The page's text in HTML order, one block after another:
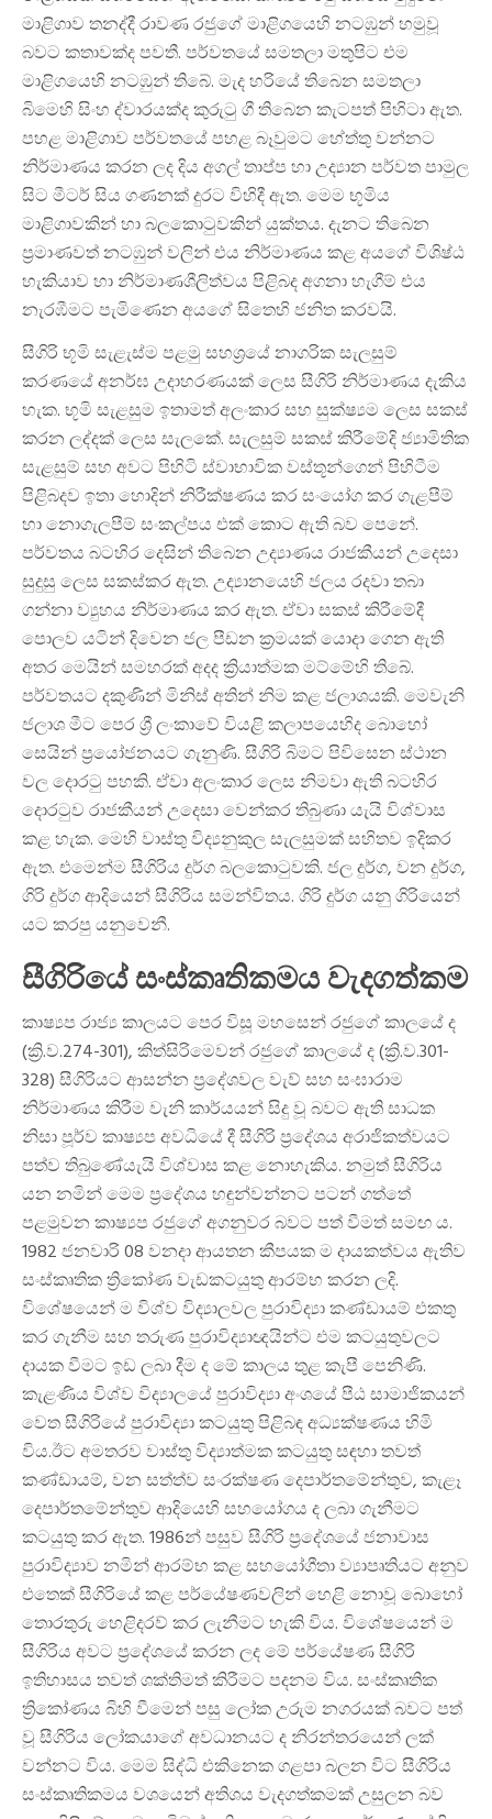
මාළිගාව තනද්දී රාවණ රජුගේ මාළිගයෙහි නටඹුන් හමුවූ
බවට කතාවක්ද පවතී. පර්වතයේ සමතලා මතුපිට එම
මාළිගයෙහි නටඹුන් තිබේ. මැද හරියේ තිබෙන සමතලා
බිමෙහි සිංහ ද්වාරයක්ද කුරුටු ගී තිබෙන කැටපත් පිහිටා ඇත.
පහළ මාළිගාව පර්වතයේ පහළ බෑවුමට හේත්තු වන්නට
නිර්මාණය කරන ලද දිය අගල් තාප්ප හා උද්‍යාන පර්වත පාමුල
සිට මීටර් සිය ගණනක් දුරට විහිදී ඇත. මෙම භූමිය
මාළිගාවකින් හා බලකොටුවකින් යුක්තය. දැනට තිබෙන
ප්‍රමාණවත් නටඹුන් වලින් එය නිර්මාණය කළ අයගේ විශිෂ්ඨ
හැකියාව හා නිර්මාණශීලිත්වය පිළිබද අගනා හැගීම් එය
නැරඹීමට පැමිණෙන අයගේ සිතෙහි ජනිත කරවයි.
සීගිරි භූමි සැළැස්ම පළමු සහශ්‍රයේ නාගරික සැලසුම්
කරණයේ අනර්ඝ උදාහරණයක් ලෙස සීගිරි නිර්මාණය දැකිය
හැක. භූමි සැළසුම ඉතාමත් අලංකාර සහ සුක්ෂ්‍යම ලෙස සකස්
කරන ලද්දක් ලෙස සැලකේ. සැලසුම් සකස් කිරීමේදි ජ්‍යාමිතික
සැළසුම් සහ අවට පිහිටි ස්වාභාවික වස්තූන්ගෙන් පිහිටීම
පිළිබදව ඉතා හොදින් නිරීක්ෂණය කර සංයෝග කර ගැළපීම්
හා නොගැලපීම් සංකල්පය එක් කොට ඇති බව පෙනේ.
පර්වතය බටහිර දෙසින් තිබෙන උද්‍යාණය රාජකීයන් උදෙසා
සුදුසු ලෙස සකස්කර ඇත. උද්‍යානයෙහි ජලය රදවා තබා
ගන්නා ව්‍යුහය නිර්මාණය කර ඇත. ඒවා සකස් කිරීමේදී
පොලව යටින් දිවෙන ජල පීඩන ක්‍රමයක් යොදා ගෙන ඇති
අතර මෙයින් සමහරක් අදද ක්‍රියාත්මක මට්මේහි තිබේ.
පර්වතයට දකුණින් මිනිස් අතින් නිම කළ ජලාශයකි. මෙවැනි
ජලාශ මීට පෙර ශ්‍රී ලංකාවේ වියළි කලාපයෙහිද බොහෝ
සෙයින් ප්‍රයෝජනයට ගැනුණි. සීගිරි බිමට පිවිසෙන ස්ථාන
වල දොරටු පහකි. ඒවා අලංකාර ලෙස නිමවා ඇති බටහිර
දොරටුව රාජකීයන් උදෙසා වෙන්කර තිබුණා යැයි විශ්වාස
කළ හැක. මෙහි වාස්තු විද්‍යනුකුල සැලසුමක් සහිතව ඉදිකර
ඇත. එමෙන්ම සීගිරිය දුර්ග බලකොටුවකි. ජල දුර්ග, වන දුර්ග,
ගිරි දුර්ග ආදියෙන් සීගිරිය සමන්විතය. ගිරි දුර්ග යනු ගිරියෙන්
යට කරපු යනුවෙනී.
සීගිරියේ සංස්කෘතිකමය වැදගත්කම
කාෂ්‍යප රාජ්‍ය කාලයට පෙර විසූ මහසෙන් රජුගේ කාලයේ ද
(ක්‍රි.ව.274-301), කිත්සිරිමෙවන් රජුගේ කාලයේ ද (ක්‍රි.ව.301-
328) සීගිරියට ආසන්න ප්‍රදේශවල වැව් සහ සංඝාරාම
නිර්මාණය කිරීම වැනි කාර්යයන් සිදු වූ බවට ඇති සාධක
නිසා පූර්ව කාෂ්‍යප අවධියේ දී සීගිරි ප්‍රදේශය අරාජිකත්වයට
පත්ව තිබුණේයැයි විශ්වාස කළ නොහැකිය. නමුත් සීගිරිය
යන නමින් මෙම ප්‍රදේශය හඳුන්වන්නට පටන් ගත්තේ
පළමුවන කාෂ්‍යප රජුගේ අගනුවර බවට පත් වීමත් සමඟ ය.
1982 ජනවාරි 08 වනදා ආයතන කීපයක ම දායකත්වය ඇතිව
සංස්කෘතික ත්‍රිකෝණ වැඩකටයුතු ආරම්භ කරන ලදි.
විශේෂයෙන් ම විශ්ව විද්‍යාලවල පුරාවිද්‍යා කණ්ඩායම් එකතු
කර ගැනීම සහ තරුණ පුරාවිද්‍යාඥයින්ට එම කටයුතුවලට
දායක වීමට ඉඩ ලබා දීම ද මේ කාලය තුළ කැපී පෙනිණි.
කැළණිය විශ්ව විද්‍යාලයේ පුරාවිද්‍යා අංශයේ පීඨ සාමාජිකයන්
වෙත සීගිරියේ පුරාවිද්‍යා කටයුතු පිළිබඳ අධ්‍යක්ෂණය හිමි
විය.ඊට අමතරව වාස්තු විද්‍යාත්මක කටයුතු සඳහා තවත්
කණ්ඩායම්, වන සත්ත්ව සංරක්ෂණ දෙපාර්තමේන්තුව, කැළෑ
දෙපාර්තමේන්තුව ආදියෙහි සහයෝගය ද ලබා ගැනීමට
කටයුතු කර ඇත. 1986න් පසුව සීගිරි ප්‍රදේශයේ ජනාවාස
පුරාවිද්‍යාව නමින් ආරම්භ කළ සහයෝගීතා ව්‍යාපෘතියට අනුව
එතෙක් සීගිරියේ කළ පර්යේෂණවලින් හෙළි නොවූ බොහෝ
තොරතුරු හෙළිදරව් කර ලැනීමට හැකි විය. විශේෂයෙන් ම
සීගිරිය අවට ප්‍රදේශයේ කරන ලද මේ පර්යේෂණ සීගිරි
ඉතිහාසය තවත් ශක්තිමත් කිරීමට පදනම විය. සංස්කෘතික
ත්‍රිකෝණය බිහි වීමෙන් පසු ලෝක උරුම නගරයක් බවට පත්
වූ සීගිරිය ලෝකයාගේ අවධානයට ද නිරන්තරයෙන් ලක්
වන්නට විය. මෙම සිද්ධි එකිනෙක ගළපා බලන විට සීගිරිය
සංස්කෘතිකමය වශයෙන් අතිශය වැදගත්කමක් උසුලන බව